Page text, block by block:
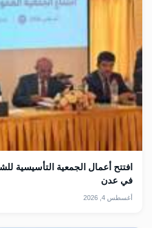
افتتح أعمال الجمعية التأسيسية
في عدن
أغسطس 4, 2026